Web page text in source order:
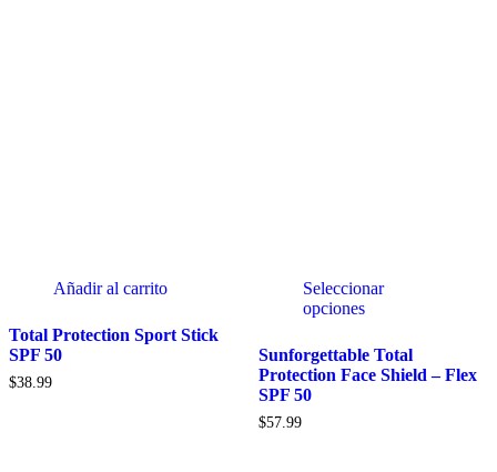
Añadir al carrito
Total Protection Sport Stick
SPF 50
$38.99
Seleccionar
opciones
Sunforgettable Total
Protection Face Shield – Flex
SPF 50
$57.99